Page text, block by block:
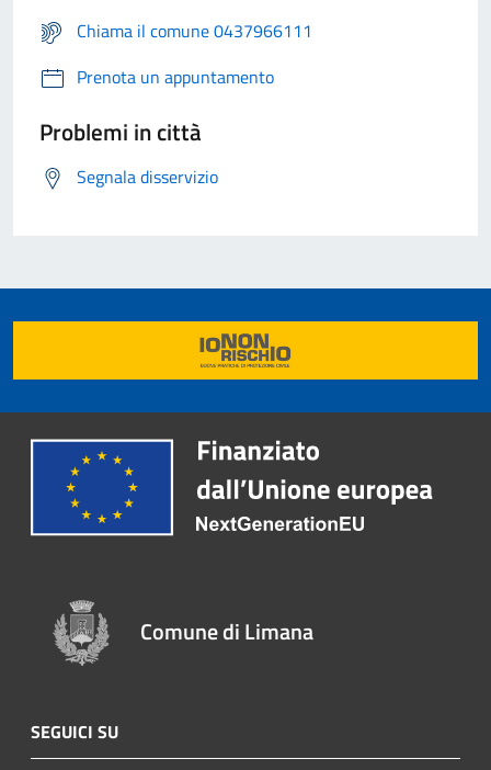
Chiama il comune 0437966111
Prenota un appuntamento
Problemi in città
Segnala disservizio
Comune di Limana
SEGUICI SU